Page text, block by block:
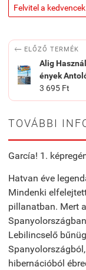
Felvitel a
 ELŐZŐ TERMÉK
Alig
ények
3 695 Ft
TOVÁBBI
García! 1.
Hatvan éve
Mindenki
pillanatban. Mert
Lebilincselő
hibernációból